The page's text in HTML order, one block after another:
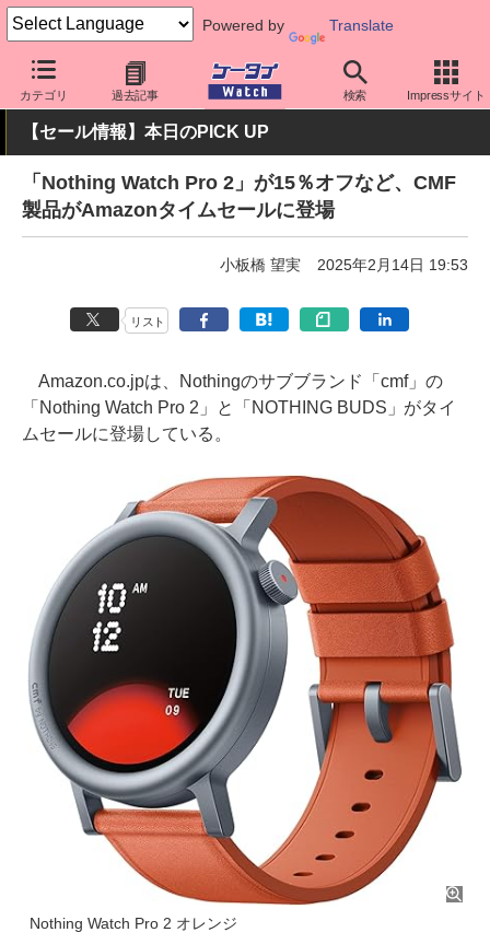
Powered by Translate
カテゴリ 過去記事 検索 Impressサイト
ケータイ Watch 周辺機器/アクセサリー ウェアラブル スマー
【セール情報】本日のPICK UP
「Nothing Watch Pro 2」が15％オフなど、CMF
製品がAmazonタイムセールに登場
小板橋 望実 2025年2月14日 19:53
リスト
Amazon.co.jpは、Nothingのサブブランド「cmf」の
「Nothing Watch Pro 2」と「NOTHING BUDS」がタイ
ムセールに登場している。
Nothing Watch Pro 2 オレンジ